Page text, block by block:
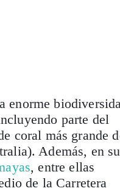
enorme
parte del
coral más grande
Además, en su
, entre ellas
de la Carretera